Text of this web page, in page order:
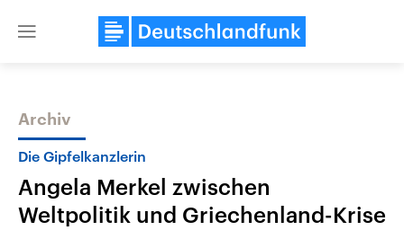
Close
Themen
Archiv
Die Gipfelkanzlerin
Angela Merkel zwischen
Weltpolitik und Griechenland-Krise